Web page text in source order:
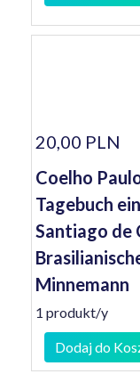
20,00 PLN
Coelho
Tagebuch
Santiago de
Minnemann
1 produkt/y
Dodaj do